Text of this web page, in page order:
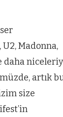
Madonna,
daha
artık
size